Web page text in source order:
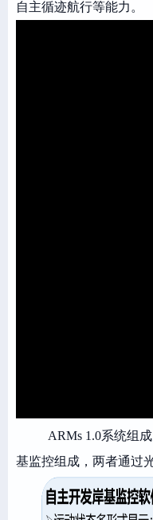
自主循迹航行等能力。
ARMs 1.0系统组
基监控组成，两者通过